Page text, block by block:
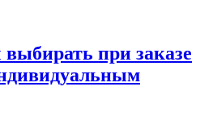
при заказе